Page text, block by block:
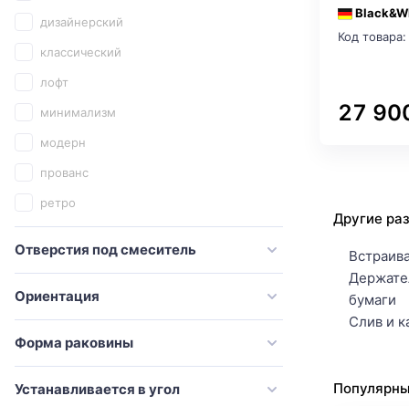
Orans
Pelipal
River
Sancos
Sanvit
Simas
дизайнерский
классический
лофт
минимализм
модерн
прованс
ретро
традиционный
Отверстия под смеситель
Ориентация
Форма раковины
Устанавливается в угол
Код
27
Другие
бумаги
Слив и